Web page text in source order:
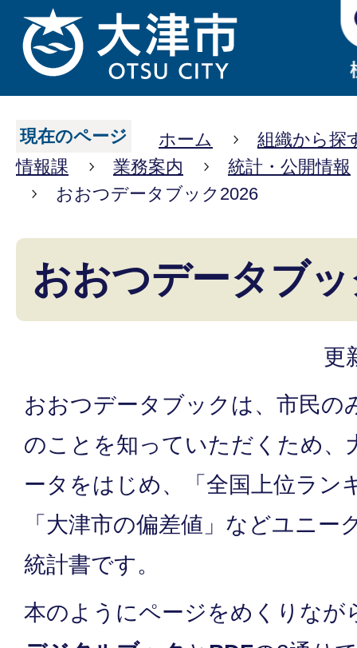
現在のページ ホーム
組織から探
情報課
業務案内
統計・公開情報
おおつデータブック2026
おおつデータブ
更
おおつデータブックは、市民の
のことを知っていただくため、
ータをはじめ、「全国上位ラン
「大津市の偏差値」などユニー
統計書です。
本のようにページをめくりなが